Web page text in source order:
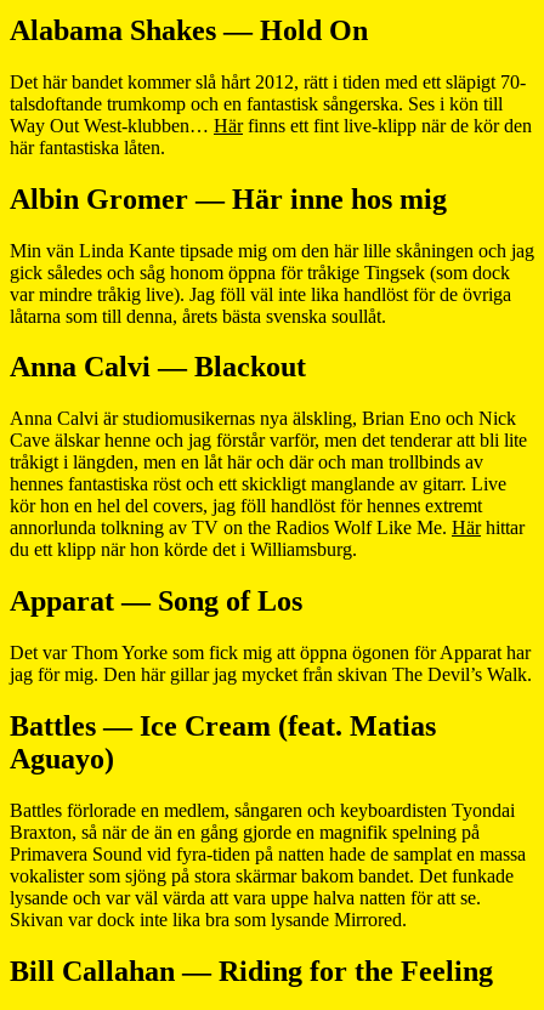
Alabama Shakes — Hold On
Det här bandet kommer slå hårt 2012, rätt i tiden med ett släpigt 70-
talsdoftande trumkomp och en fantastisk sångerska. Ses i kön till
Way Out West-klubben… Härfinns ett fint live-klipp när de kör den
här fantastiska låten.
Albin Gromer — Här inne hos mig
Min vän Linda Kante tipsade mig om den här lille skåningen och jag
gick således och såg honom öppna för tråkige Tingsek (som dock
var mindre tråkig live). Jag föll väl inte lika handlöst för de övriga
låtarna som till denna, årets bästa svenska soullåt.
Anna Calvi — Blackout
Anna Calvi är studiomusikernas nya älskling, Brian Eno och Nick
Cave älskar henne och jag förstår varför, men det tenderar att bli lite
tråkigt i längden, men en låt här och där och man trollbinds av
hennes fantastiska röst och ett skickligt manglande av gitarr. Live
kör hon en hel del covers, jag föll handlöst för hennes extremt
annorlunda tolkning av TV on the Radios Wolf Like Me. Härhittar
du ett klipp när hon körde det i Williamsburg.
Apparat — Song of Los
Det var Thom Yorke som fick mig att öppna ögonen för Apparat har
jag för mig. Den här gillar jag mycket från skivan The Devil’s Walk.
Battles — Ice Cream (feat. Matias
Aguayo)
Battles förlorade en medlem, sångaren och keyboardisten Tyondai
Braxton, så när de än en gång gjorde en magnifik spelning på
Primavera Sound vid fyra-tiden på natten hade de samplat en massa
vokalister som sjöng på stora skärmar bakom bandet. Det funkade
lysande och var väl värda att vara uppe halva natten för att se.
Skivan var dock inte lika bra som lysande Mirrored.
Bill Callahan — Riding for the Feeling